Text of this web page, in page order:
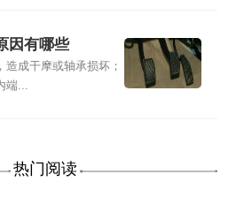
因有哪些
成干摩或轴承损坏；
端...
热门阅读